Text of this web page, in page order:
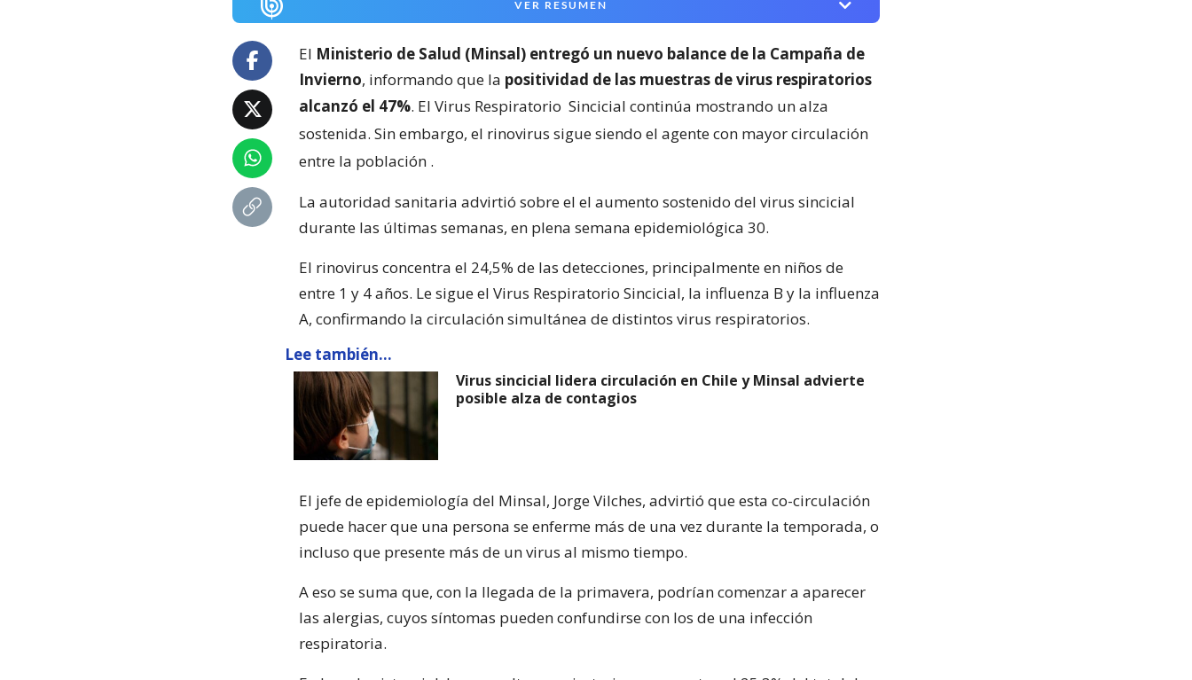
VER RESUMEN
El Ministerio de Salud (Minsal) entregó un nuevo balance de la Campaña de
Invierno, informando que la positividad de las muestras de virus respiratorios
alcanzó el 47%. El Virus Respiratorio Sincicial continúa mostrando un alza
sostenida. Sin embargo, el rinovirus sigue siendo el agente con mayor circulación
entre la población .
La autoridad sanitaria advirtió sobre el el aumento sostenido del virus sincicial
durante las últimas semanas, en plena semana epidemiológica 30.
El rinovirus concentra el 24,5% de las detecciones, principalmente en niños de
entre 1 y 4 años. Le sigue el Virus Respiratorio Sincicial, la influenza B y la influenza
A, confirmando la circulación simultánea de distintos virus respiratorios.
Lee también...
Virus sincicial lidera circulación en Chile y Minsal advierte
posible alza de contagios
El jefe de epidemiología del Minsal, Jorge Vilches, advirtió que esta co-circulación
puede hacer que una persona se enferme más de una vez durante la temporada, o
incluso que presente más de un virus al mismo tiempo.
A eso se suma que, con la llegada de la primavera, podrían comenzar a aparecer
las alergias, cuyos síntomas pueden confundirse con los de una infección
respiratoria.